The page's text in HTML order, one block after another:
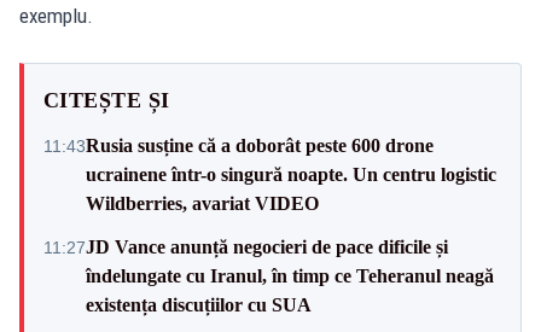
exemplu.
CITEȘTE ȘI
11:43Rusia susține că a doborât peste 600 drone
ucrainene într-o singură noapte. Un centru logistic
Wildberries, avariat VIDEO
11:27JD Vance anunță negocieri de pace dificile și
îndelungate cu Iranul, în timp ce Teheranul neagă
existența discuțiilor cu SUA